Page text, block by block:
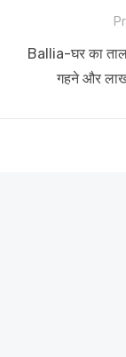
navigation
Previous
Ballia-घर का
गहने और